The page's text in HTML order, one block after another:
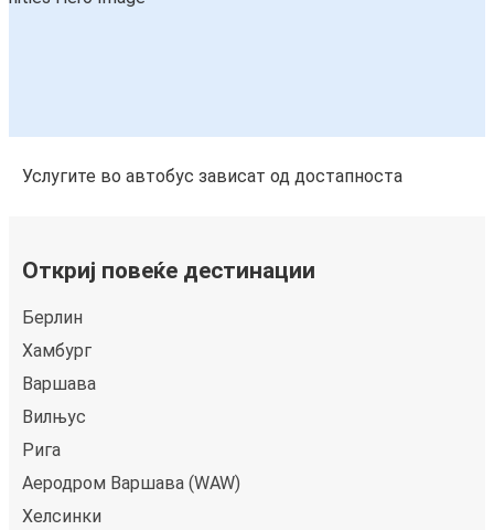
Услугите во автобус зависат од достапноста
Откриј повеќе дестинации
Берлин
Хамбург
Варшава
Вилњус
Рига
Аеродром Варшава (WAW)
Хелсинки